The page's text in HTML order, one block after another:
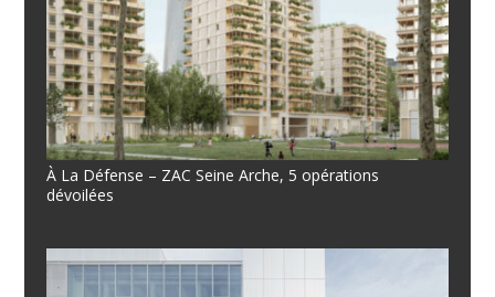
À La Défense – ZAC Seine Arche, 5 opérations
dévoilées